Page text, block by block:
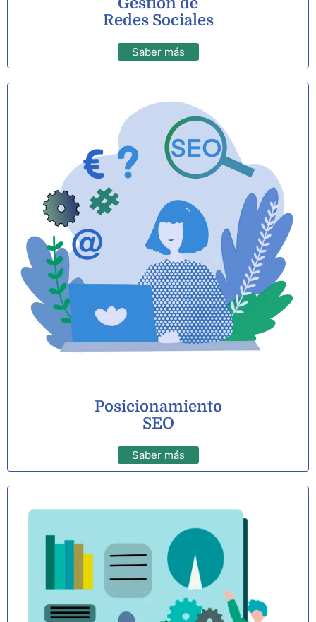
Redes Sociales
Saber más
Posicionamiento
SEO
Saber más